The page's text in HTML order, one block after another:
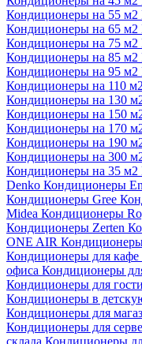
Кондиционеры на 55 м2
Кондиционеры на 65 м2
Кондиционеры на 75 м2
Кондиционеры на 85 м2
Кондиционеры на 95 м2
Кондиционеры на 110 м2
Кондиционеры на 130
Кондиционеры на 150
Кондиционеры на 170
Кондиционеры на 190
Кондиционеры на 300
Кондиционеры на 35 м2
Denko Кондиционеры
Кондиционеры Gree
Midea Кондиционеры
Кондиционеры Zerten
ONE AIR
Кондиционеры для кафе
офиса Кондиционеры
Кондиционеры для
Кондиционеры в
Кондиционеры для
Кондиционеры для
склада Кондиционеры